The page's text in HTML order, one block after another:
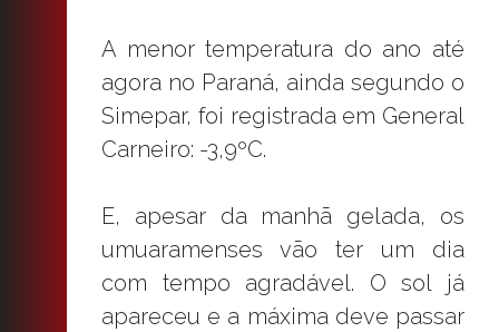
A menor temperatura do ano até
agora no Paraná, ainda segundo o
Simepar, foi registrada em General
Carneiro: -3,9ºC.
E, apesar da manhã gelada, os
umuaramenses vão ter um dia
com tempo agradável. O sol já
apareceu e a máxima deve passar